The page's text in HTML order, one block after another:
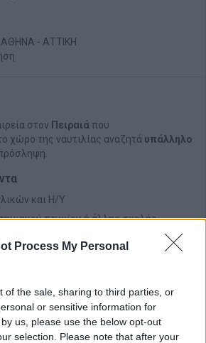
Process My Personal
of the sale, sharing to third parties, or
or sensitive information for
us, please use the below opt-out
selection. Please note that after your
ΑΘΗΝΑ - ΑΤΤΙΚΗ
στον Πειραιά που
χώρο της ναυτιλίας αναζητά υπάλληλο
και Η/Υ
πτυχίου ή άλλης σχολής